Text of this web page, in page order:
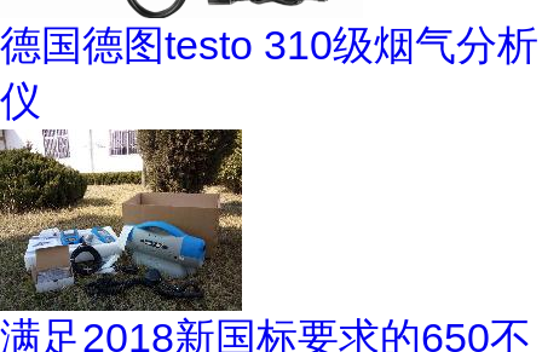
德国德图testo 310级烟气分析
仪
满足2018新国标要求的650不